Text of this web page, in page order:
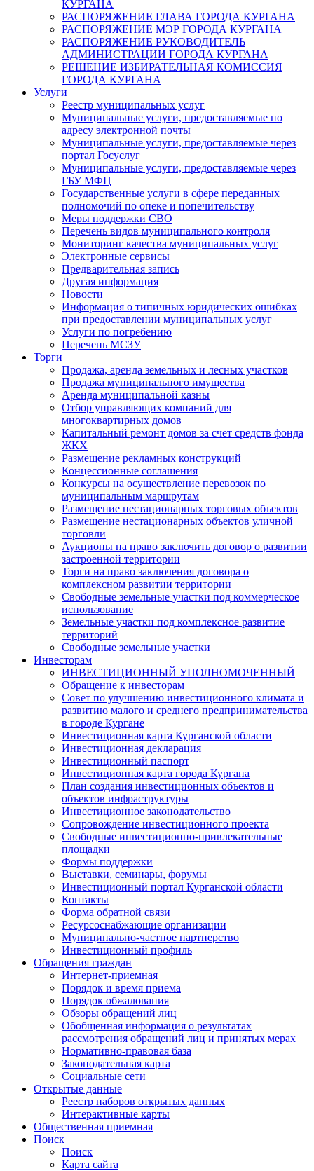
КУРГАНА
РАСПОРЯЖЕНИЕ ГЛАВА ГОРОДА КУРГАНА
РАСПОРЯЖЕНИЕ МЭР ГОРОДА КУРГАНА
РАСПОРЯЖЕНИЕ РУКОВОДИТЕЛЬ
АДМИНИСТРАЦИИ ГОРОДА КУРГАНА
РЕШЕНИЕ ИЗБИРАТЕЛЬНАЯ КОМИССИЯ
ГОРОДА КУРГАНА
Услуги
Реестр муниципальных услуг
Муниципальные услуги, предоставляемые по
адресу электронной почты
Муниципальные услуги, предоставляемые через
портал Госуслуг
Муниципальные услуги, предоставляемые через
ГБУ МФЦ
Государственные услуги в сфере переданных
полномочий по опеке и попечительству
Меры поддержки СВО
Перечень видов муниципального контроля
Мониторинг качества муниципальных услуг
Электронные сервисы
Предварительная запись
Другая информация
Новости
Информация о типичных юридических ошибках
при предоставлении муниципальных услуг
Услуги по погребению
Перечень МСЗУ
Торги
Продажа, аренда земельных и лесных участков
Продажа муниципального имущества
Аренда муниципальной казны
Отбор управляющих компаний для
многоквартирных домов
Капитальный ремонт домов за счет средств фонда
ЖКХ
Размещение рекламных конструкций
Концессионные соглашения
Конкурсы на осуществление перевозок по
муниципальным маршрутам
Размещение нестационарных торговых объектов
Размещение нестационарных объектов уличной
торговли
Аукционы на право заключить договор о развитии
застроенной территории
Торги на право заключения договора о
комплексном развитии территории
Свободные земельные участки под коммерческое
использование
Земельные участки под комплексное развитие
территорий
Свободные земельные участки
Инвесторам
ИНВЕСТИЦИОННЫЙ УПОЛНОМОЧЕННЫЙ
Обращение к инвесторам
Совет по улучшению инвестиционного климата и
развитию малого и среднего предпринимательства
в городе Кургане
Инвестиционная карта Курганской области
Инвестиционная декларация
Инвестиционный паспорт
Инвестиционная карта города Кургана
План создания инвестиционных объектов и
объектов инфраструктуры
Инвестиционное законодательство
Сопровождение инвестиционного проекта
Свободные инвестиционно-привлекательные
площадки
Формы поддержки
Выставки, семинары, форумы
Инвестиционный портал Курганской области
Контакты
Форма обратной связи
Ресурсоснабжающие организации
Муниципально-частное партнерство
Инвестиционный профиль
Обращения граждан
Интернет-приемная
Порядок и время приема
Порядок обжалования
Обзоры обращений лиц
Обобщенная информация о результатах
рассмотрения обращений лиц и принятых мерах
Нормативно-правовая база
Законодательная карта
Социальные сети
Открытые данные
Реестр наборов открытых данных
Интерактивные карты
Общественная приемная
Поиск
Поиск
Карта сайта